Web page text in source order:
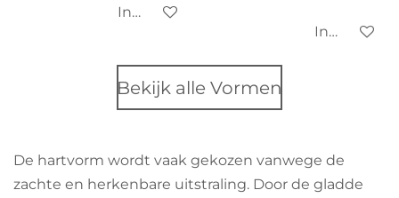
In winkelwagen
In
Bekijk alle Vormen
De hartvorm wordt vaak gekozen vanwege de
zachte en herkenbare uitstraling. Door de gladde